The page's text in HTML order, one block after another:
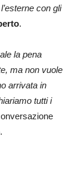
con gli
.
la pena
ma non vuole
arrivata in
tutti i